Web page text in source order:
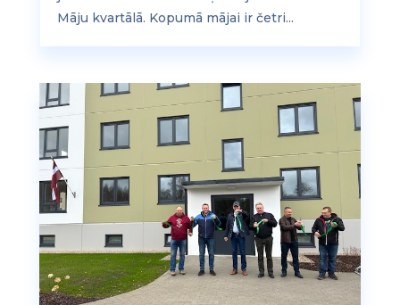
Māju kvartālā. Kopumā mājai ir četri...